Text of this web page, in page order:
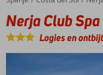
Bezoek
het
prachtige
Nerja Club
Logies en ontbijt